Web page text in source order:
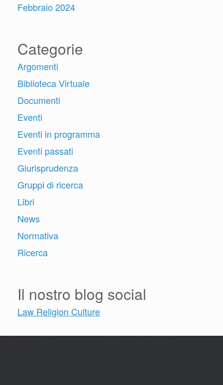
Febbraio 2024
Categorie
Argomenti
Biblioteca Virtuale
Documenti
Eventi
Eventi in programma
Eventi passati
Giurisprudenza
Gruppi di ricerca
Libri
News
Normativa
Ricerca
Il nostro blog social
Law Religion Culture